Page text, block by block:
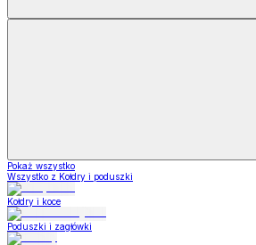
Pokaż wszystko
Wszystko z Kołdry i poduszki
Kołdry i koce
Poduszki i zagłówki